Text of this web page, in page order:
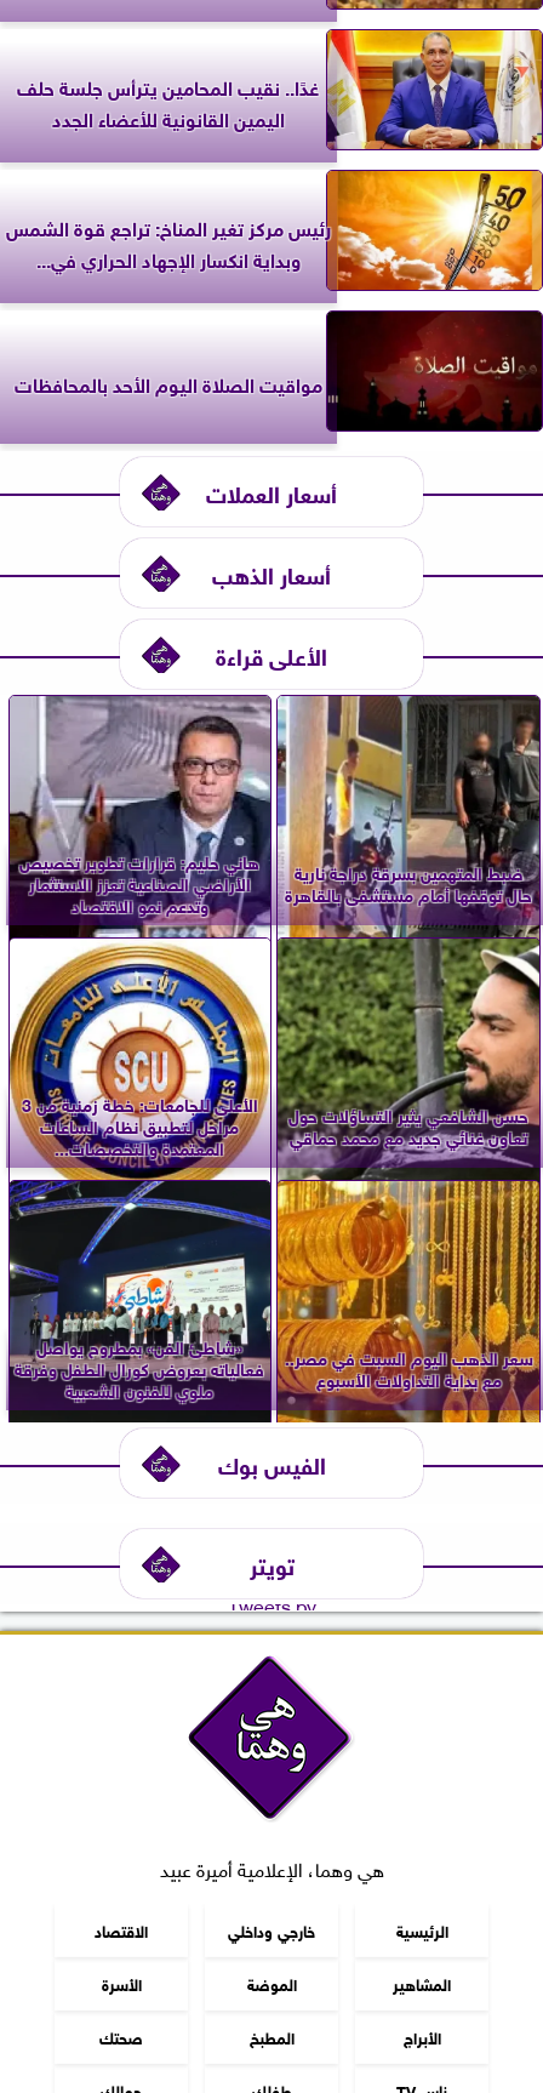
غدًا.. نقيب المحامين يترأس جلسة حلف
اليمين القانونية للأعضاء الجدد
رئيس مركز تغير المناخ: تراجع قوة الشمس
وبداية انكسار الإجهاد الحراري في...
مواقيت الصلاة اليوم الأحد بالمحافظات
أسعار العملات
أسعار الذهب
الأعلى قراءة
ضبط المتهمين بسرقة دراجة نارية
حال توقفها أمام مستشفى بالقاهرة
هاني حليم: قرارات تطوير تخصيص
الأراضي الصناعية تعزز الاستثمار
وتدعم نمو الاقتصاد
حسن الشافعي يثير التساؤلات حول
تعاون غنائي جديد مع محمد حماقي
الأعلى للجامعات: خطة زمنية من 3
مراحل لتطبيق نظام الساعات
المعتمدة والتخصصات...
سعر الذهب اليوم السبت في مصر..
مع بداية التداولات الأسبوع
«شاطئ الفن» بمطروح يواصل
فعالياته بعروض كورال الطفل وفرقة
ملوي للفنون الشعبية
الفيس بوك
تويتر
Tweets by
هي وهما، الإعلامية أميرة عبيد
الرئيسية خارجي وداخلي
الاقتصاد
المشاهير
الموضة
الأسرة
الأبراج
المطبخ
صحتك